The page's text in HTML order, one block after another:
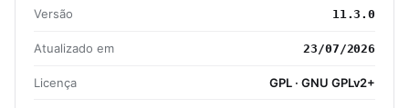
Versão 11.3.0
Atualizado em 23/07/2026
Licença GPL · GNU GPLv2+